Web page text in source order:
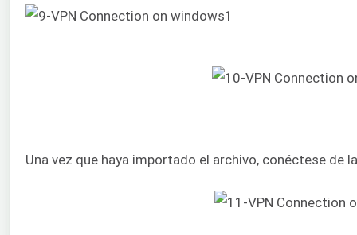
Una vez que haya importado el archivo, conéctese de